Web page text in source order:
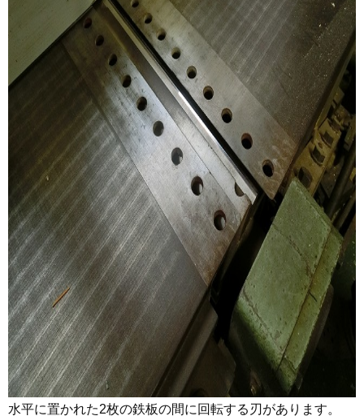
水平に置かれた2枚の鉄板の間に回転する刃があります。